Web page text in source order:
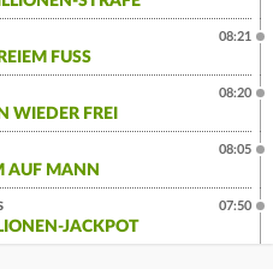
FUSS
08:21
WIEDER FREI
08:20
MANN
08:05
JACKPOT
07:50